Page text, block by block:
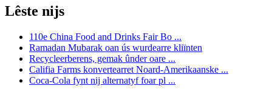
Lêste nijs
110e China Food and Drinks Fair Bo ...
Ramadan Mubarak oan ús wurdearre kliïnten
Recycleerberens, gemak ûnder oare ...
Califia Farms konvertearret Noard-Amerikaanske ...
Coca-Cola fynt nij alternatyf foar pl ...